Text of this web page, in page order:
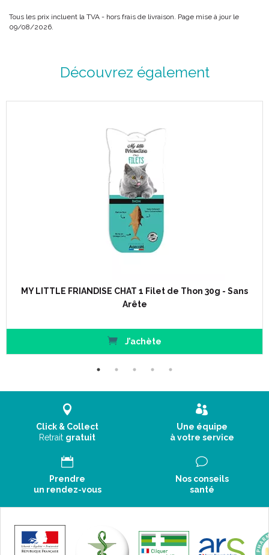
Tous les prix incluent la TVA - hors frais de livraison. Page mise à jour le
09/08/2026.
Découvrez également
MY LITTLE FRIANDISE CHAT 1 Filet de Thon 30g - Sans
Arête
J’achète
Click & Collect
Retrait gratuit
Une équipe
à votre service
Prendre
un rendez-vous
Nos conseils
santé